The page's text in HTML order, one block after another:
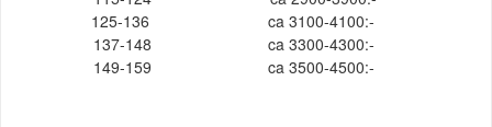
125-136
ca 3100-4100:-
137-148
ca 3300-4300:-
149-159
ca 3500-4500:-